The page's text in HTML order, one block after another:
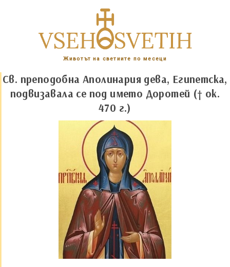
Животът на светиите по месеци
Св. преподобна Аполинария дева, Египетска,
подвизавала се под името Доротей († ок.
470 г.)